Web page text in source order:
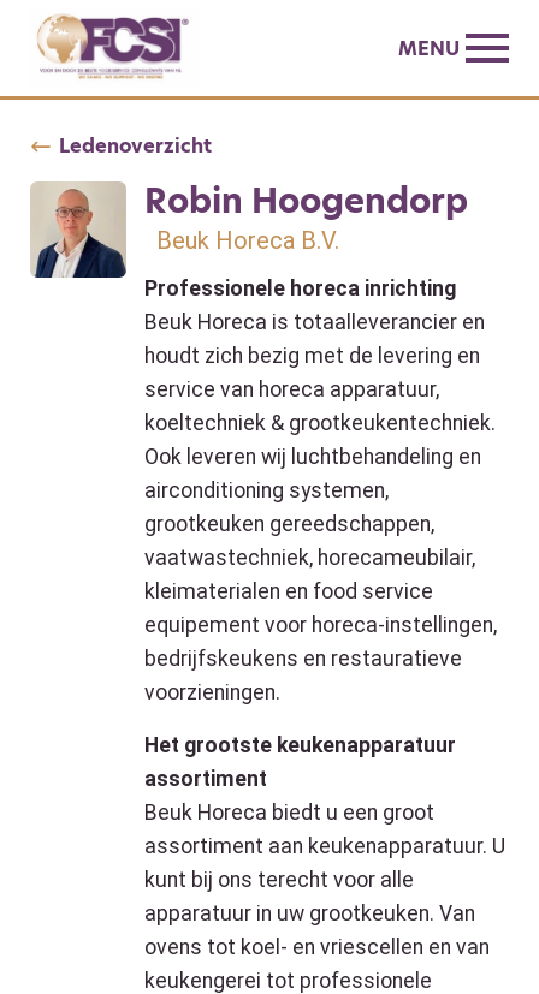
MENU
Ledenoverzicht
Robin Hoogendorp
Beuk Horeca B.V.
Professionele horeca inrichting
Beuk Horeca is totaalleverancier en
houdt zich bezig met de levering en
service van horeca apparatuur,
koeltechniek & grootkeukentechniek.
Ook leveren wij luchtbehandeling en
airconditioning systemen,
grootkeuken gereedschappen,
vaatwastechniek, horecameubilair,
kleimaterialen en food service
equipement voor horeca-instellingen,
bedrijfskeukens en restauratieve
voorzieningen.
Het grootste keukenapparatuur
assortiment
Beuk Horeca biedt u een groot
assortiment aan keukenapparatuur. U
kunt bij ons terecht voor alle
apparatuur in uw grootkeuken. Van
ovens tot koel- en vriescellen en van
keukengerei tot professionele